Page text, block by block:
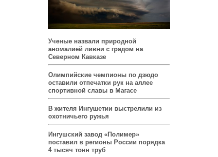
Ученые назвали природной
аномалией ливни с градом на
Северном Кавказе
Олимпийские чемпионы по дзюдо
оставили отпечатки рук на аллее
спортивной славы в Магасе
В жителя Ингушетии выстрелили из
охотничьего ружья
Ингушский завод «Полимер»
поставил в регионы России порядка
4 тысяч тонн труб